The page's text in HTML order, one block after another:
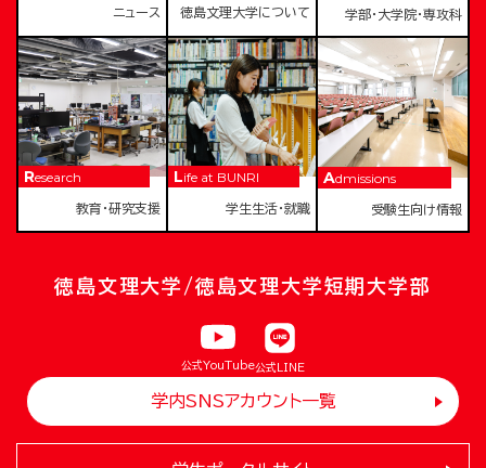
ニュース 徳島文理大学について 学部・大学院・専攻科
Research
教育・研究支援
Life at BUNRI
学生生活・就職
Admissions
受験生向け情報
徳島文理大学/徳島文理大学短期大学部
公式YouTube公式LINE
学内SNSアカウント一覧